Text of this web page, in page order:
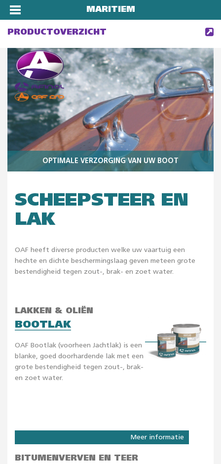
MARITIEM
PRODUCTOVERZICHT
OPTIMALE VERZORGING VAN UW BOOT
SCHEEPSTEER EN
LAK
OAF heeft diverse producten welke uw vaartuig een
hechte en dichte beschermingslaag geven meteen grote
bestendigheid tegen zout-, brak- en zoet water.
LAKKEN & OLIËN
BOOTLAK
OAF Bootlak (voorheen Jachtlak) is een
blanke, goed doorhardende lak met een
grote bestendigheid tegen zout-, brak-
en zoet water.
Meer informatie
BITUMENVERVEN EN TEER